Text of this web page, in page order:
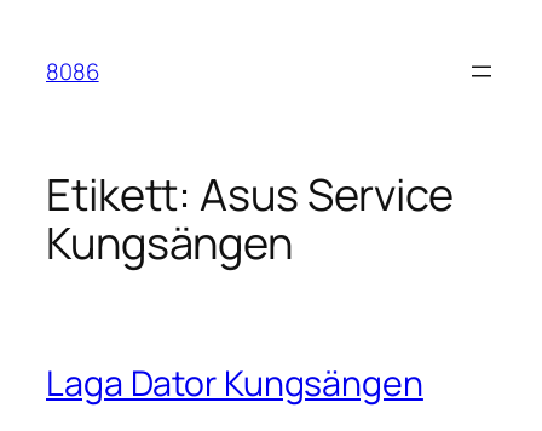
innehåll
8086
Etikett:Asus Service
Kungsängen
Laga Dator Kungsängen